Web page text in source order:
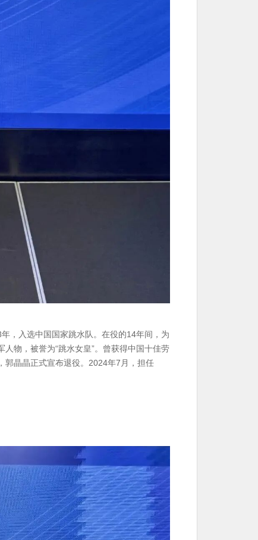
，入选中国国家跳水队。在役的14年间，为
人物， 被誉为“跳水女皇”。 曾获得中国十佳劳
郭晶晶正式宣布退役。2024年7月，担任